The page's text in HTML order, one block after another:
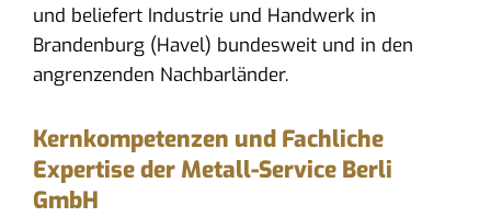
und beliefert Industrie und Handwerk in
Brandenburg (Havel) bundesweit und in den
angrenzenden Nachbarländer.
Kernkompetenzen und Fachliche
Expertise der Metall-Service Berli
GmbH